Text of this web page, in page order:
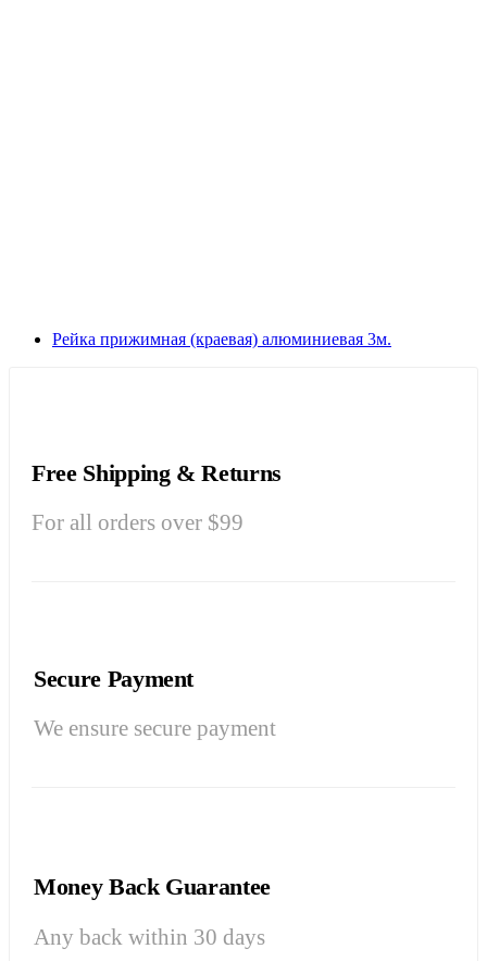
Рейка прижимная (краевая) алюминиевая 3м.
Free Shipping & Returns
For all orders over $99
Secure Payment
We ensure secure payment
Money Back Guarantee
Any back within 30 days